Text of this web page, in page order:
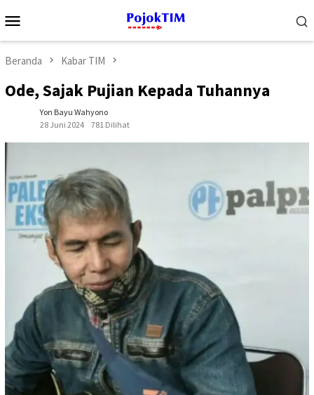
ke
Mobile
Beranda Kabar TIM
Ode, Sajak Pujian Kepada Tuhannya
Yon Bayu Wahyono
28 Juni 2024
781 Dilihat